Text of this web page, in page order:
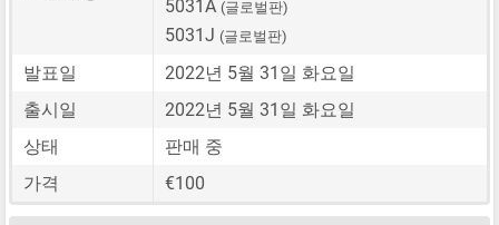
5031A (글로벌판)
5031J (글로벌판)
발표일
2022년 5월 31일 화요일
출시일
2022년 5월 31일 화요일
상태
판매 중
가격
€100